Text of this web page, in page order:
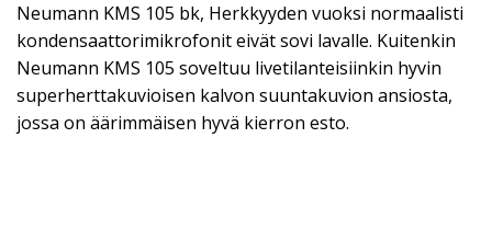
Neumann KMS 105 bk, Herkkyyden vuoksi normaalisti
kondensaattorimikrofonit eivät sovi lavalle. Kuitenkin
Neumann KMS 105 soveltuu livetilanteisiinkin hyvin
superherttakuvioisen kalvon suuntakuvion ansiosta,
jossa on äärimmäisen hyvä kierron esto.